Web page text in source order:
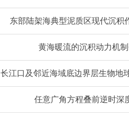
东部陆架海典型泥质区现代沉积
黄海暖流的沉积动力机
长江口及邻近海域底边界层生物地
任意广角方程叠前逆时深